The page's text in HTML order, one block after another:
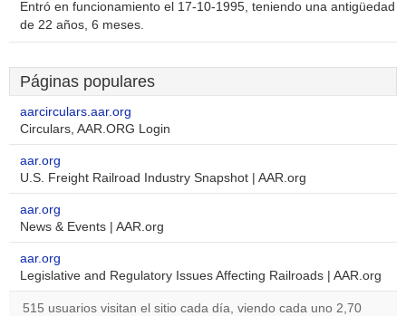
Entró en funcionamiento el 17-10-1995, teniendo una antigüedad
de 22 años, 6 meses.
Páginas populares
aarcirculars.aar.org
Circulars, AAR.ORG Login
aar.org
U.S. Freight Railroad Industry Snapshot | AAR.org
aar.org
News & Events | AAR.org
aar.org
Legislative and Regulatory Issues Affecting Railroads | AAR.org
515 usuarios visitan el sitio cada día, viendo cada uno 2,70